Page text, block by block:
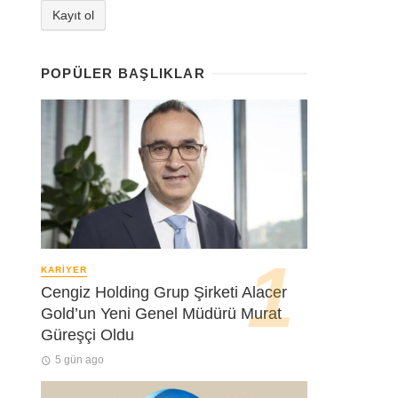
POPÜLER BAŞLIKLAR
KARIYER
Cengiz Holding Grup Şirketi Alacer
Gold’un Yeni Genel Müdürü Murat
Güreşçi Oldu
5 gün ago